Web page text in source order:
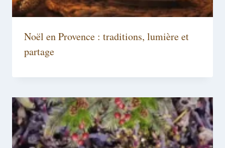
Noël en Provence : traditions, lumière et
partage